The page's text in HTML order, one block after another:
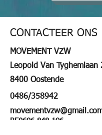
CONTACTEER ONS
MOVEMENT VZW
Leopold Van Tyghemlaan
8400 Oostende
0486/358942
BE0696.848.196